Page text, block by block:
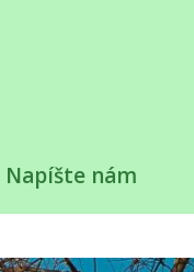
Napíšte nám